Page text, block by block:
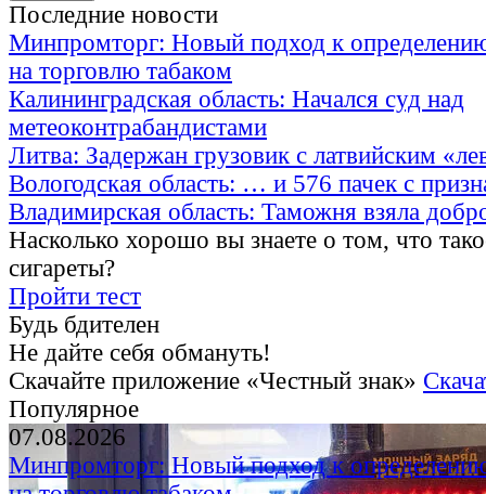
Последние новости
Минпромторг: Новый подход к
на торговлю табаком
Калининградская область: Начался суд над
метеоконтрабандистами
Литва: Задержан грузовик с латвийским
Вологодская область: … и 576 пачек с
Владимирская область: Таможня взяла
Насколько хорошо вы знаете о том, что
сигареты?
Пройти тест
Будь бдителен
Не дайте себя обмануть!
Скачайте приложение «Честный знак»
Популярное
07.08.2026
Минпромторг: Новый подход к